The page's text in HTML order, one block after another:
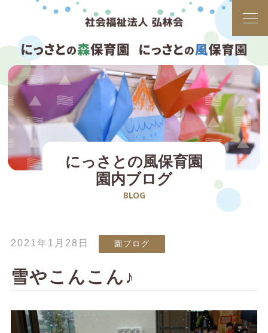
にっさとの風保育園
園内ブログ
BLOG
2021年1月28日 園ブログ
雪やこんこん♪